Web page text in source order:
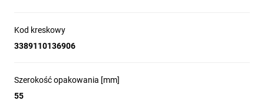
Kompaktowe bloki push-in dla XB5
Kod kreskowy
3389110136906
Szerokość opakowania [mm]
55